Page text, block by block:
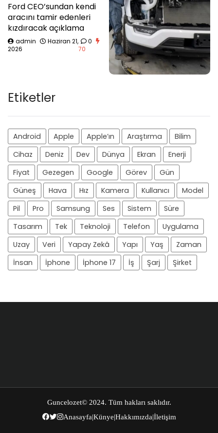
Ford CEO’sundan kendi
aracını tamir edenleri
kızdıracak açıklama
admin
Haziran 21,
2026
0
70
Etiketler
Android Apple Apple’ın Araştırma
Bilim
Cihaz
Deniz Dev Dünya Ekran
Enerji
Fiyat
Gezegen Google Görev
Gün
Güneş
Hava Hız Kamera Kullanıcı
Model
Pil
Pro Samsung Ses Sistem
Süre
Tasarım
Tek Teknoloji Telefon
Uygulama
Uzay
Veri Yapay Zekâ Yapı Yaş
Zaman
İnsan
İphone İphone 17 İş Şarj Şirket
Guncelozet© 2024. Tüm hakları saklıdır.
Anasayfa|Künye|Hakkımızda|İletişim